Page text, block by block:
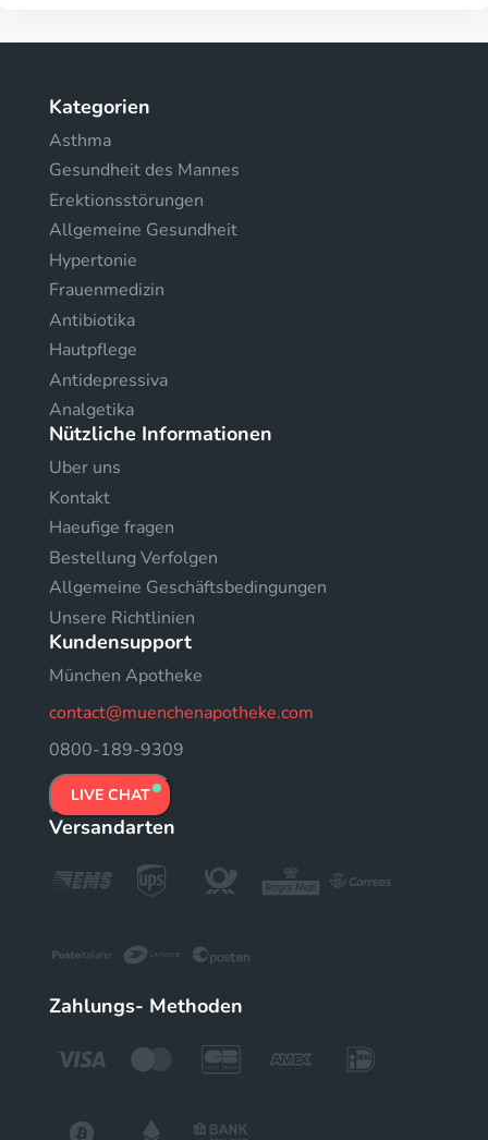
Kategorien
Asthma
Gesundheit des Mannes
Erektionsstörungen
Allgemeine Gesundheit
Hypertonie
Frauenmedizin
Antibiotika
Hautpflege
Antidepressiva
Analgetika
Nützliche Informationen
Uber uns
Kontakt
Haeufige fragen
Bestellung Verfolgen
Allgemeine Geschäftsbedingungen
Unsere Richtlinien
Kundensupport
München Apotheke
contact@muenchenapotheke.com
0800-189-9309
LIVE CHAT
Versandarten
Zahlungs- Methoden